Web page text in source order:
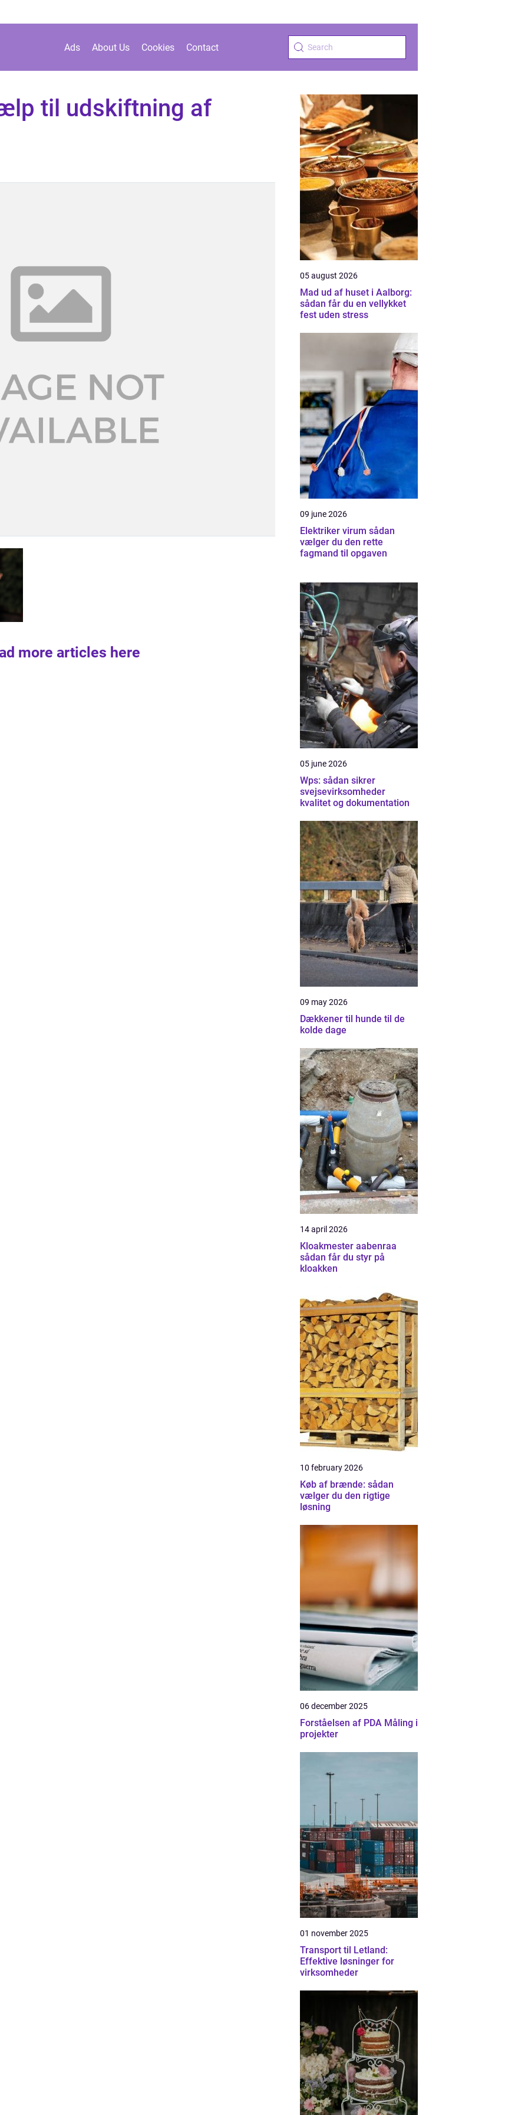
Ads About Us Cookies Contact
til udskiftning af
more articles here
05 august 2026
Mad ud af huset i Aalborg:
sådan får du en vellykket
fest uden stress
09 june 2026
Elektriker virum sådan
vælger du den rette
fagmand til opgaven
05 june 2026
Wps: sådan sikrer
svejsevirksomheder
kvalitet og dokumentation
09 may 2026
Dækkener til hunde til de
kolde dage
14 april 2026
Kloakmester aabenraa
sådan får du styr på
kloakken
10 february 2026
Køb af brænde: sådan
vælger du den rigtige
løsning
06 december 2025
Forståelsen af PDA Måling i
projekter
01 november 2025
Transport til Letland:
Effektive løsninger for
virksomheder